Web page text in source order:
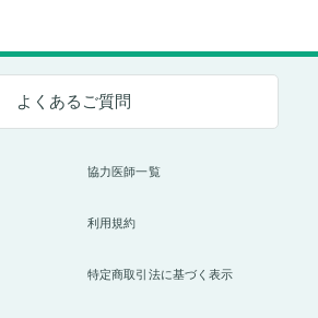
よくあるご質問
協力医師一覧
利用規約
特定商取引法に基づく表示